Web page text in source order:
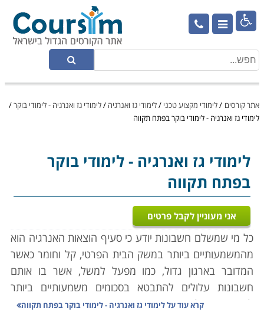

אתר קורסים /לימודי מקצוע טכני /לימודי גז ואנרגיה /לימודי גז ואנרגיה - לימודי בוקר/
לימודי גז ואנרגיה - לימודי בוקר בפתח תקווה
לימודי גז ואנרגיה - לימודי בוקר
בפתח תקווה
אני מעוניין לקבל פרטים
כל מי שמשלם חשבונות יודע כי סעיף הוצאות האנרגיה הוא
מהמשמעותיים ביותר במשק הבית הפרטי, קל וחומר כאשר
המדובר בארגון גדול, כמו מפעל למשל, אשר בו אותם
חשבונות עלולים להתבטא בסכומים משמעותיים ביותר
לאורך זמן. לימודי גז ואנרגיה אינם חיוניים כאשר אנו
קרא עוד עללימודי גז ואנרגיה - לימודי בוקר בפתח תקווה